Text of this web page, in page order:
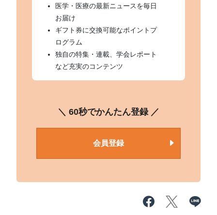
医学・医療の最新ニュースを毎日
お届け
ギフト券に交換可能なポイントプ
ログラム
独自の特集・連載、学会レポート
など充実のコンテンツ
＼ 60秒でかんたん登録 ／
会員登録